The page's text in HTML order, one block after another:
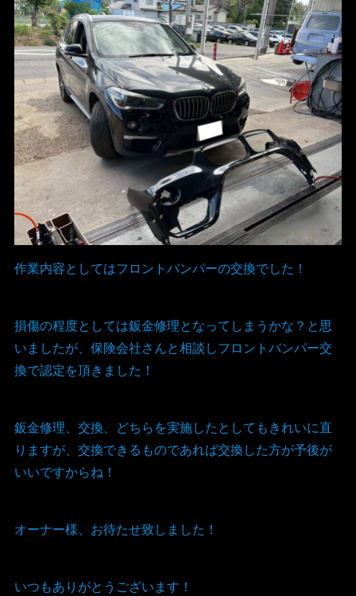
作業内容としてはフロントバンパーの交換でした！
損傷の程度としては鈑金修理となってしまうかな？と思
いましたが、保険会社さんと相談しフロントバンパー交
換で認定を頂きました！
鈑金修理、交換、どちらを実施したとしてもきれいに直
りますが、交換できるものであれば交換した方が予後が
いいですからね！
オーナー様、お待たせ致しました！
いつもありがとうございます！